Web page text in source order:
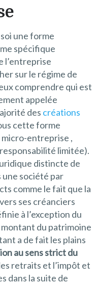
une forme
spécifique
l’entreprise
sur le régime de
comprendre qui est
appelée
des créations
cette forme
entreprise ,
limitée).
distincte de
une société par
comme le fait que la
ses créanciers
à l’exception du
montant du patrimoine
a de fait les plains
au sens strict du
retraits et l’impôt et
dans la suite de